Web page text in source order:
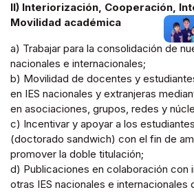
II) Interiorización, Cooperación,
Movilidad académica
a) Trabajar para la consolidación de
nacionales e internacionales;
b) Movilidad de docentes y
en IES nacionales y extranjeras
en asociaciones, grupos, redes y
c) Incentivar y apoyar a los
(doctorado sandwich) con el fin de
promover la doble titulación;
d) Publicaciones en colaboración con
otras IES nacionales e internacionales